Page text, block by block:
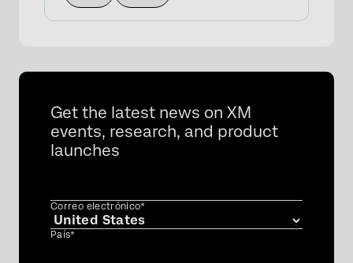
Get the latest news on XM
events, research, and product
launches
Correo electrónico*
País*